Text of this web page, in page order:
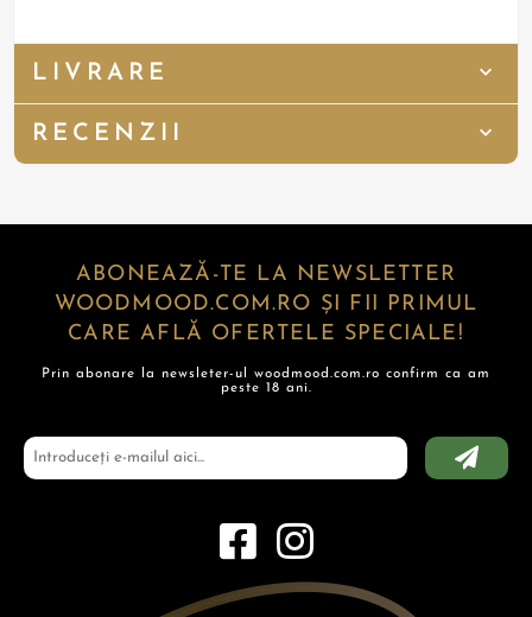
LIVRARE
RECENZII
ABONEAZĂ-TE LA NEWSLETTER
WOODMOOD.COM.RO ȘI FII PRIMUL
CARE AFLĂ OFERTELE SPECIALE!
Prin abonare la newsleter-ul woodmood.com.ro confirm ca am
peste 18 ani.